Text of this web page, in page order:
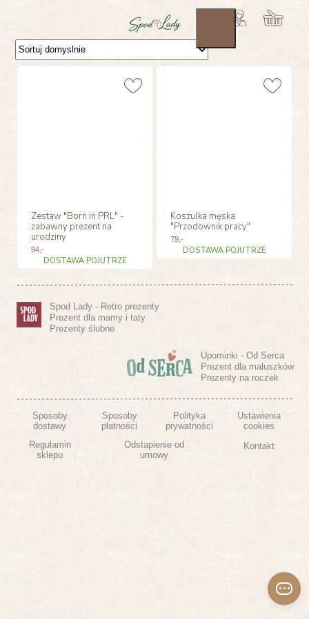
Zestaw "Born in PRL" -
zabawny prezent na
urodziny
94,-
DOSTAWA POJUTRZE
Koszulka męska
"Przodownik pracy"
79 ,-
DOSTAWA POJUTRZE
Spod Lady - Retro prezenty
Prezent dla mamy i taty
Prezenty ślubne
Upominki - Od Serca
Prezent dla maluszków
Prezenty na roczek
Sposoby
dostawy
Sposoby
płatności
Polityka
prywatności
Ustawienia
cookies
Regulamin
sklepu
Odstapienie od
umowy
Kontakt